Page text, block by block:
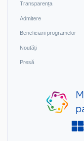
Transparența
Admitere
Beneficiarii programelor
Noutăți
Presă